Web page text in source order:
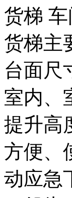
货梯
货梯主
台面尺
室内、
提升高
方便、
动应急